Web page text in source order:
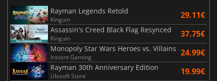
Rayman Legends Retold
Kinguin 29.11€
Assassin's Creed Black Flag Resynced
Kinguin 37.75€
Monopoly Star Wars Heroes vs. Villains
Instant Gaming 24.99€
Rayman 30th Anniversary Edition
Ubisoft Store 19.99€